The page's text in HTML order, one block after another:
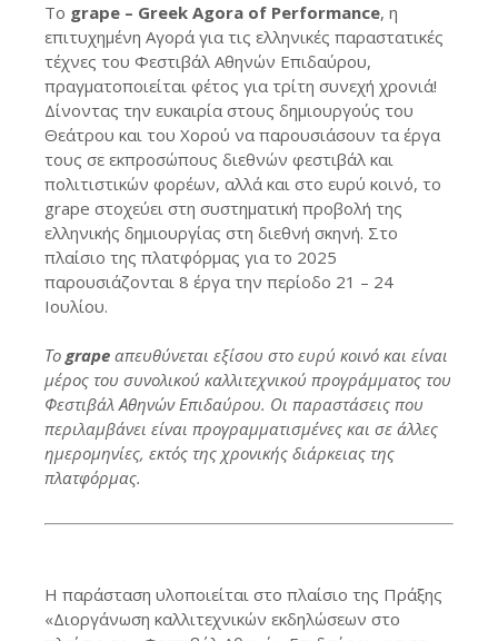
Το grape – Greek Agora of Performance, η
επιτυχημένη Αγορά για τις ελληνικές παραστατικές
τέχνες του Φεστιβάλ Αθηνών Επιδαύρου,
πραγματοποιείται φέτος για τρίτη συνεχή χρονιά!
Δίνοντας την ευκαιρία στους δημιουργούς του
Θεάτρου και του Χορού να παρουσιάσουν τα έργα
τους σε εκπροσώπους διεθνών φεστιβάλ και
πολιτιστικών φορέων, αλλά και στο ευρύ κοινό, το
grape στοχεύει στη συστηματική προβολή της
ελληνικής δημιουργίας στη διεθνή σκηνή. Στο
πλαίσιο της πλατφόρμας για το 2025
παρουσιάζονται 8 έργα την περίοδο 21 – 24
Ιουλίου.
Τοgrape απευθύνεται εξίσου στο ευρύ κοινό και είναι
μέρος του συνολικού καλλιτεχνικού προγράμματος του
Φεστιβάλ Αθηνών Επιδαύρου. Οι παραστάσεις που
περιλαμβάνει είναι προγραμματισμένες και σε άλλες
ημερομηνίες, εκτός της χρονικής διάρκειας της
πλατφόρμας.
Η παράσταση υλοποιείται στο πλαίσιο της Πράξης
«Διοργάνωση καλλιτεχνικών εκδηλώσεων στο